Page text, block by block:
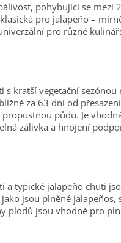
pohybující se mezi
pro jalapeño –
pro různé
kratší vegetační sezónou
za 63 dní od
půdu. Je
zálivka a hnojení
a typické jalapeño chuti
jsou plněné jalapeños,
plodů jsou vhodné pro